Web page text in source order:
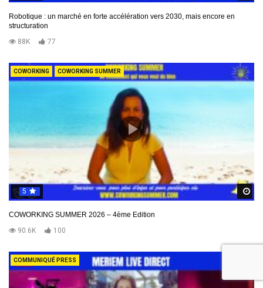
Robotique : un marché en forte accélération vers 2030, mais encore en
structuration
88K
77
COWORKING COWORKING SUMMER
5
COWORKING SUMMER 2026 – 4ème Edition
90.6K
100
COMMUNIQUÉ PRESS